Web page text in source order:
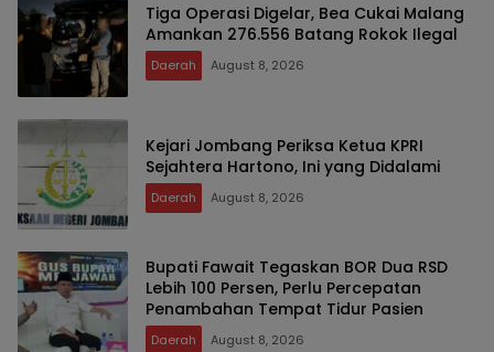
Tiga Operasi Digelar, Bea Cukai Malang
Amankan 276.556 Batang Rokok Ilegal
Daerah August 8, 2026
Kejari Jombang Periksa Ketua KPRI
Sejahtera Hartono, Ini yang Didalami
Daerah August 8, 2026
Bupati Fawait Tegaskan BOR Dua RSD
Lebih 100 Persen, Perlu Percepatan
Penambahan Tempat Tidur Pasien
Daerah August 8, 2026